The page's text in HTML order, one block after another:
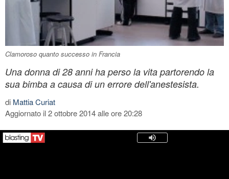
Clamoroso quanto successo in Francia
Una donna di 28 anni ha perso la vita partorendo la
sua bimba a causa di un errore dell'anestesista.
di Mattia Curiat
Aggiornato il 2 ottobre 2014 alle ore 20:28